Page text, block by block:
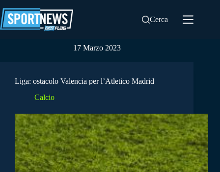
al
contenuto
Cerca
17 Marzo 2023
Liga: ostacolo Valencia per l’Atletico Madrid
Calcio